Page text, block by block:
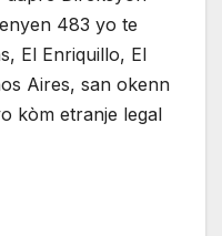
483 yo te
El Enriquillo, El
Aires, san okenn
kòm etranje legal